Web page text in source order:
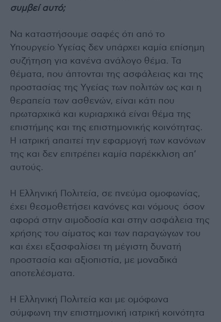
συμβεί αυτό;
Να καταστήσουμε σαφές ότι από το
Υπουργείο Υγείας δεν υπάρχει καμία επίσημη
συζήτηση για κανένα ανάλογο θέμα. Τα
θέματα, που άπτονται της ασφάλειας και της
προστασίας της Υγείας των πολιτών ως και η
θεραπεία των ασθενών, είναι κάτι που
πρωταρχικά και κυριαρχικά είναι θέμα της
επιστήμης και της επιστημονικής κοινότητας.
Η ιατρική απαιτεί την εφαρμογή των κανόνων
της και δεν επιτρέπει καμία παρέκκλιση απ’
αυτούς.
Η Ελληνική Πολιτεία, σε πνεύμα ομοφωνίας,
έχει θεσμοθετήσει κανόνες και νόμους όσον
αφορά στην αιμοδοσία και στην ασφάλεια της
χρήσης του αίματος και των παραγώγων του
και έχει εξασφαλίσει τη μέγιστη δυνατή
προστασία και αξιοπιστία, με μοναδικά
αποτελέσματα.
Η Ελληνική Πολιτεία και με ομόφωνα
σύμφωνη την επιστημονική ιατρική κοινότητα